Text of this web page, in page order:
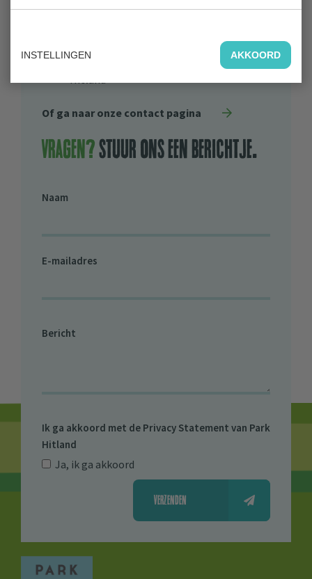
INSTELLINGEN AKKOORD
Algemeen Bestuur Recreatieschap
Of ga naar onze contact pagina
Vragen?stuur ons een berichtje.
Naam
E-mailadres
Bericht
Ik ga akkoord met de Privacy Statement van Park
Hitland
Ja, ik ga akkoord
VERZENDEN